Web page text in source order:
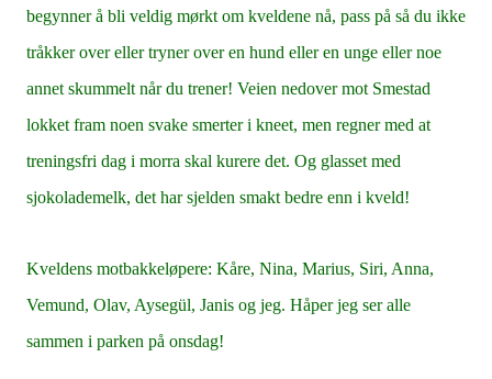
begynner å bli veldig mørkt om kveldene nå, pass på så du ikke
tråkker over eller tryner over en hund eller en unge eller noe
annet skummelt når du trener! Veien nedover mot Smestad
lokket fram noen svake smerter i kneet, men regner med at
treningsfri dag i morra skal kurere det. Og glasset med
sjokolademelk, det har sjelden smakt bedre enn i kveld!
Kveldens motbakkeløpere: Kåre, Nina, Marius, Siri, Anna,
Vemund, Olav, Aysegül, Janis og jeg. Håper jeg ser alle
sammen i parken på onsdag!